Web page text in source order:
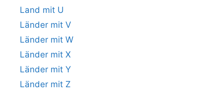
Land mit U
Länder mit V
Länder mit W
Länder mit X
Länder mit Y
Länder mit Z